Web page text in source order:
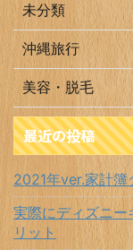
未分類
沖縄旅行
美容・脱毛
最近の投稿
2021年ver.家計簿
実際にディズニー
リット